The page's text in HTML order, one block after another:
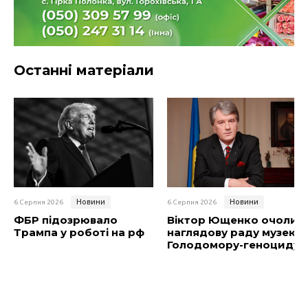
Останні матеріали
6 Серпня 2026 Новини
ФБР підозрювало
Трампа у роботі на рф
6 Серпня 2026 Новини
Віктор Ющенко очолив
наглядову раду музею
Голодомору-геноциду